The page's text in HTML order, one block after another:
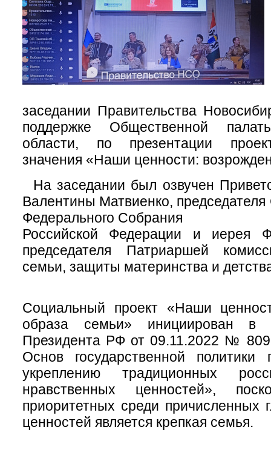
заседании Правительства
поддержке Общественной
области, по презентации
значения «Наши ценности:
На заседании был озвучен
Валентины Матвиенко,
Федерального Собрания
Российской Федерации и иерея
председателя Патриаршей
семьи, защиты материнства и
Социальный проект «Наши
образа семьи» инициирован в
Президента РФ от 09.11.2022 №
Основ государственной
укреплению традиционных
нравственных ценностей»,
приоритетных среди причисленных
ценностей является крепкая семья.